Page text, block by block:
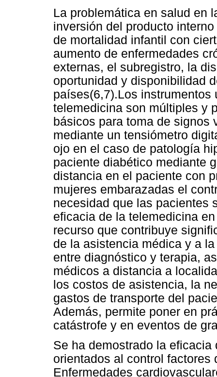
La problemática en salud en
inversión del producto
de mortalidad infantil con
aumento de enfermedades
externas, el subregistro, la
oportunidad y disponibilidad
países(6,7).Los
telemedicina son múltiples y
básicos para toma de signos
mediante un tensiómetro
ojo en el caso de patología
paciente diabético mediante
distancia en el paciente con
mujeres embarazadas el
necesidad que las pacientes
eficacia de la telemedicina
recurso que contribuye
de la asistencia médica y a
entre diagnóstico y terapia,
médicos a distancia a
los costos de asistencia, la
gastos de transporte del
Además, permite poner en
catástrofe y en eventos de
Se ha demostrado la
orientados al control factores
Enfermedades